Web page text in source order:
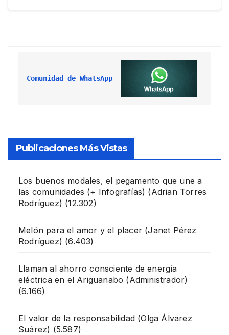
Comunidad de WhatsApp
Publicaciones Más Vistas
Los buenos modales, el pegamento que une a
las comunidades (+ Infografías) (Adrian Torres
Rodríguez) (12.302)
Melón para el amor y el placer (Janet Pérez
Rodríguez) (6.403)
Llaman al ahorro consciente de energía
eléctrica en el Ariguanabo (Administrador)
(6.166)
El valor de la responsabilidad (Olga Álvarez
Suárez) (5.587)